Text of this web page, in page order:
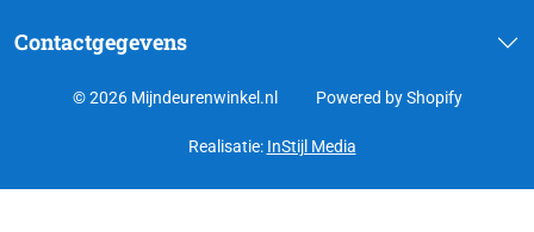
Contactgegevens
© 2026 Mijndeurenwinkel.nl Powered by Shopify
Realisatie: InStijl Media